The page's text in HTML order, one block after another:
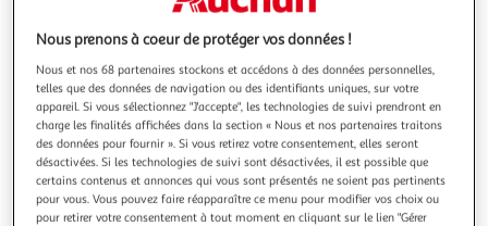
Illustration
précédente
Illustration
suivante
Nous prenons à coeur de protéger vos données !
Nous et nos 68 partenaires stockons et accédons à des données personnelles,
telles que des données de navigation ou des identifiants uniques, sur votre
appareil. Si vous sélectionnez "J'accepte", les technologies de suivi prendront en
charge les finalités affichées dans la section « Nous et nos partenaires traitons
des données pour fournir ». Si vous retirez votre consentement, elles seront
désactivées. Si les technologies de suivi sont désactivées, il est possible que
certains contenus et annonces qui vous sont présentés ne soient pas pertinents
pour vous. Vous pouvez faire réapparaître ce menu pour modifier vos choix ou
pour retirer votre consentement à tout moment en cliquant sur le lien "Gérer